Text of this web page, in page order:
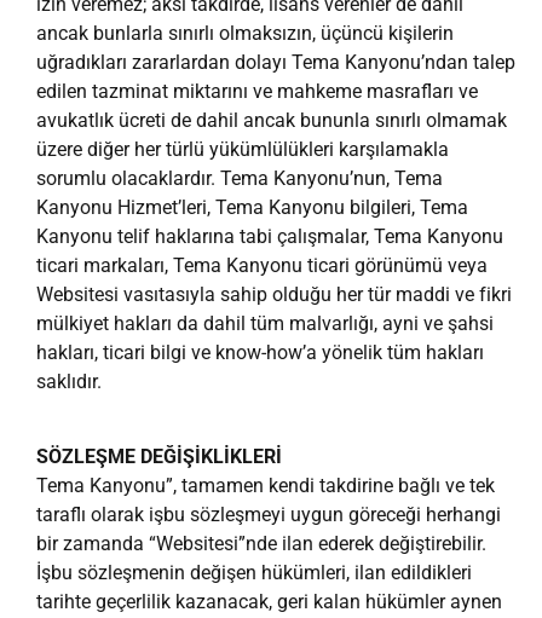
ancak bunlarla sınırlı olmaksızın, üçüncü kişilerin
uğradıkları zararlardan dolayı Tema Kanyonu’ndan talep
edilen tazminat miktarını ve mahkeme masrafları ve
avukatlık ücreti de dahil ancak bununla sınırlı olmamak
üzere diğer her türlü yükümlülükleri karşılamakla
sorumlu olacaklardır. Tema Kanyonu’nun, Tema
Kanyonu Hizmet’leri, Tema Kanyonu bilgileri, Tema
Kanyonu telif haklarına tabi çalışmalar, Tema Kanyonu
ticari markaları, Tema Kanyonu ticari görünümü veya
Websitesi vasıtasıyla sahip olduğu her tür maddi ve fikri
mülkiyet hakları da dahil tüm malvarlığı, ayni ve şahsi
hakları, ticari bilgi ve know-how’a yönelik tüm hakları
saklıdır.
SÖZLEŞME DEĞİŞİKLİKLERİ
Tema Kanyonu”, tamamen kendi takdirine bağlı ve tek
taraflı olarak işbu sözleşmeyi uygun göreceği herhangi
bir zamanda “Websitesi”nde ilan ederek değiştirebilir.
İşbu sözleşmenin değişen hükümleri, ilan edildikleri
tarihte geçerlilik kazanacak, geri kalan hükümler aynen